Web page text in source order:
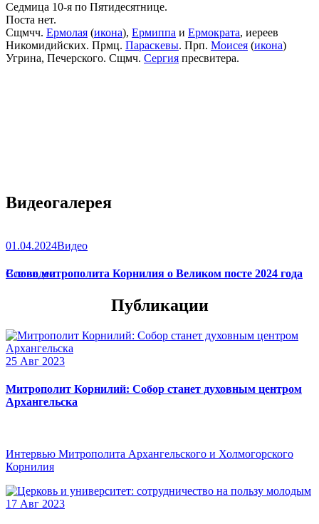
Седмица 10-я по Пятидесятнице.
Поста нет.
Сщмчч. Ермолая (икона), Ермиппа и Ермократа, иереев
Никомидийских. Прмц. Параскевы. Прп. Моисея (икона)
Угрина, Печерского. Сщмч. Сергия пресвитера.
Видеогалерея
01.04.2024Видео
Слово митрополита Корнилия о Великом посте 2024 года
Все видео
Публикации
25 Авг 2023
Митрополит Корнилий: Собор станет духовным центром
Архангельска
Интервью Митрополита Архангельского и Холмогорского
Корнилия
17 Авг 2023